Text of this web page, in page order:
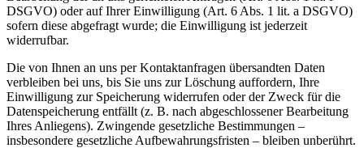
DSGVO) oder auf Ihrer Einwilligung (Art. 6 Abs. 1 lit. a DSGVO)
sofern diese abgefragt wurde; die Einwilligung ist jederzeit
widerrufbar.
Die von Ihnen an uns per Kontaktanfragen übersandten Daten
verbleiben bei uns, bis Sie uns zur Löschung auffordern, Ihre
Einwilligung zur Speicherung widerrufen oder der Zweck für die
Datenspeicherung entfällt (z. B. nach abgeschlossener Bearbeitung
Ihres Anliegens). Zwingende gesetzliche Bestimmungen –
insbesondere gesetzliche Aufbewahrungsfristen – bleiben unberührt.